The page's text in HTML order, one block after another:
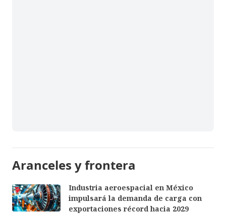
Aranceles y frontera
Industria aeroespacial en México
impulsará la demanda de carga con
exportaciones récord hacia 2029